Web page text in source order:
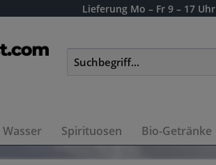
Lieferung Mo – Fr 9 – 17 Uhr
Wasser Spirituosen Bio-Getränke